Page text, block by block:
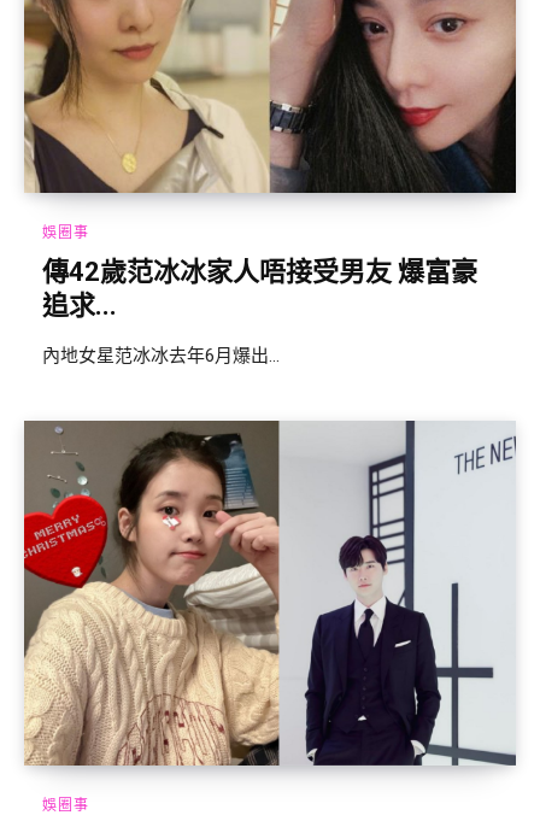
娛圈事
傳42歲范冰冰家人唔接受男友 爆富豪
追求...
內地女星范冰冰去年6月爆出...
娛圈事